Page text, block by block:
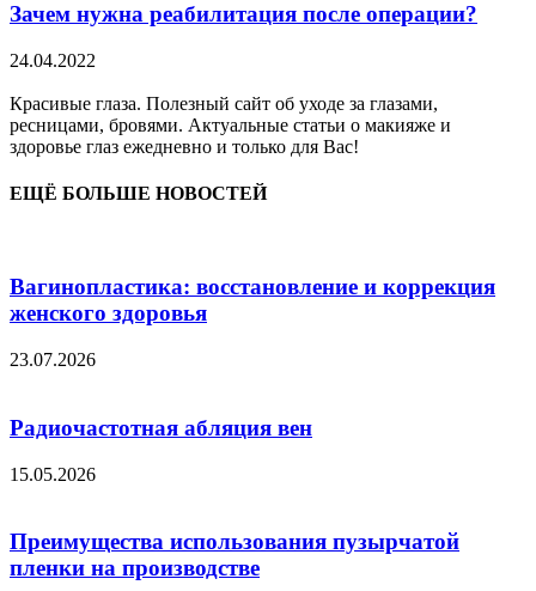
Зачем нужна реабилитация после операции?
24.04.2022
Красивые глаза. Полезный сайт об уходе за глазами,
ресницами, бровями. Актуальные статьи о макияже и
здоровье глаз ежедневно и только для Вас!
ЕЩЁ БОЛЬШЕ НОВОСТЕЙ
Вагинопластика: восстановление и коррекция
женского здоровья
23.07.2026
Радиочастотная абляция вен
15.05.2026
Преимущества использования пузырчатой
пленки на производстве